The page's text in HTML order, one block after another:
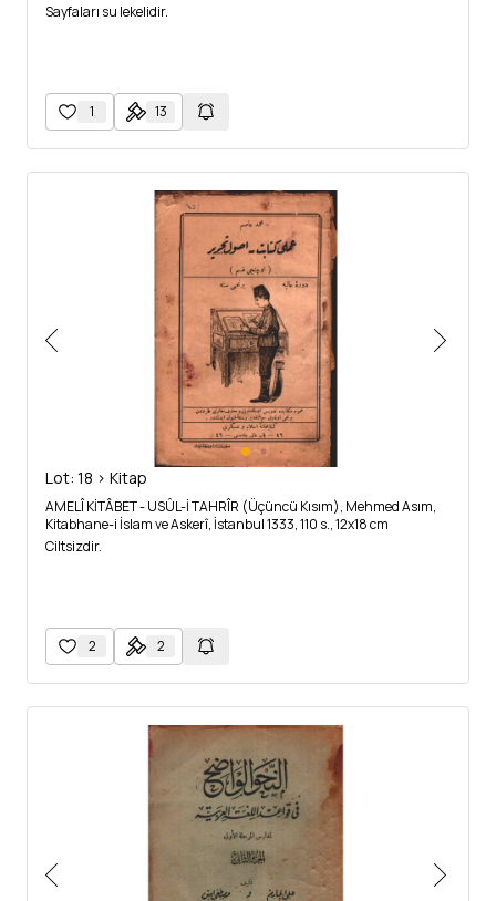
Sayfaları su lekelidir.
1 13
Lot: 18 > Kitap
AMELÎ KİTÂBET - USÛL-İ TAHRÎR (Üçüncü Kısım), Mehmed Asım,
Kitabhane-i İslam ve Askerî, İstanbul 1333, 110 s., 12x18 cm
Ciltsizdir.
2 2